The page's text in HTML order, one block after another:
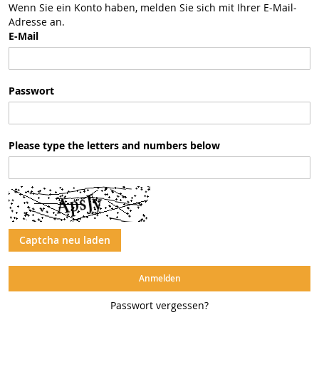
Wenn Sie ein Konto haben, melden Sie sich mit Ihrer E-Mail-
Adresse an.
E-Mail
Passwort
Please type the letters and numbers below
Captcha neu laden
Anmelden
Passwort vergessen?